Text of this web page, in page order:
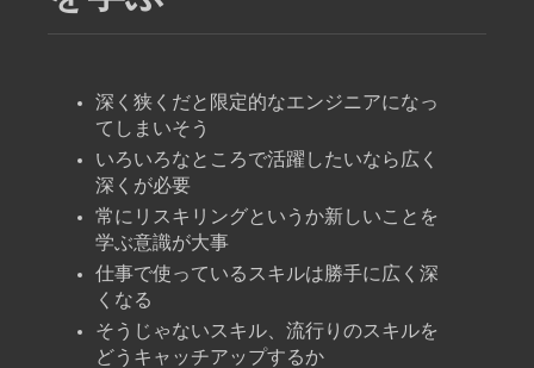
深く狭くだと限定的なエンジニアになっ
てしまいそう
いろいろなところで活躍したいなら広く
深くが必要
常にリスキリングというか新しいことを
学ぶ意識が大事
仕事で使っているスキルは勝手に広く深
くなる
そうじゃないスキル、流行りのスキルを
どうキャッチアップするか